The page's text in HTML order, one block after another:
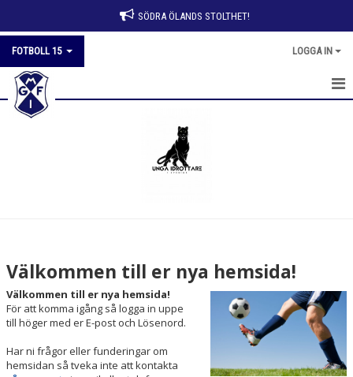
SÖDRA ÖLANDS STOLTHET!
FOTBOLL 15 LOGGA IN
HEM
DOKUMENT
KONTAKT
Välkommen till er nya hemsida!
Välkommen till er nya hemsida!
För att komma igång så logga in uppe
till höger med er E-post och Lösenord.
Har ni frågor eller funderingar om
hemsidan så tveka inte att kontakta